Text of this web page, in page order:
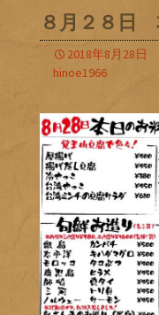
８月２８日
2018年8月28日
hinoe1966